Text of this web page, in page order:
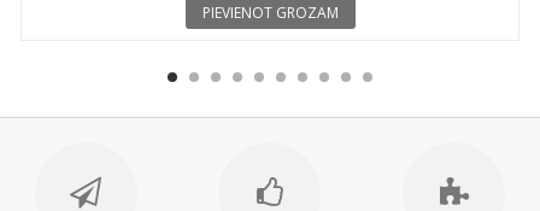
PIEVIENOT GROZAM